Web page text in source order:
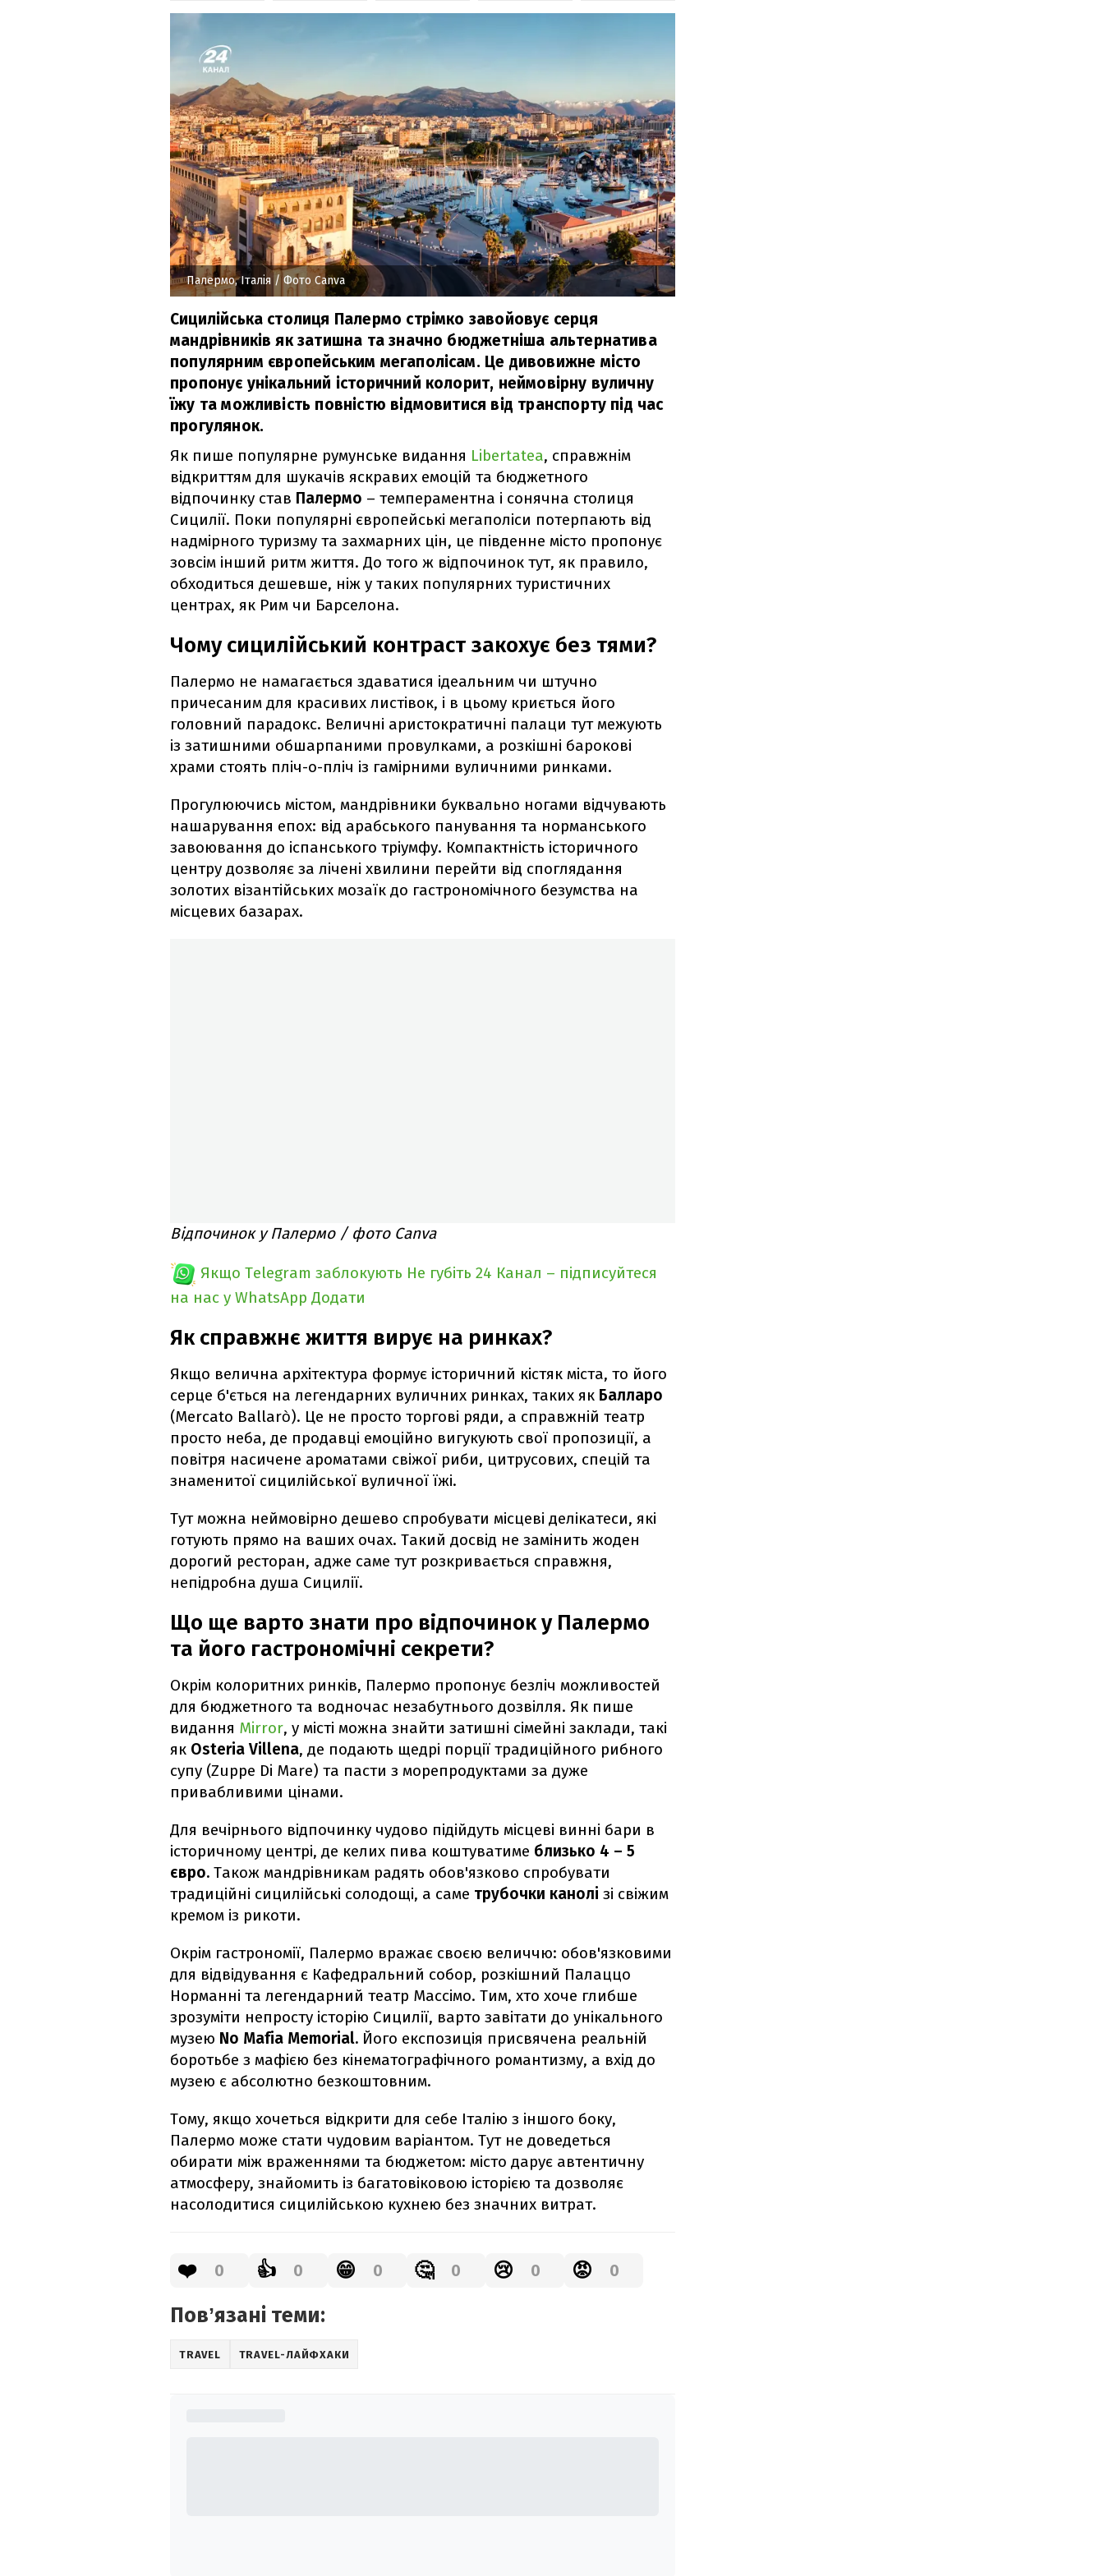
Палермо, Італія / Фото Canva
Сицилійська столиця Палермо стрімко завойовує серця
мандрівників як затишна та значно бюджетніша альтернатива
популярним європейським мегаполісам. Це дивовижне місто
пропонує унікальний історичний колорит, неймовірну вуличну
їжу та можливість повністю відмовитися від транспорту під час
прогулянок.
Як пише популярне румунське видання Libertatea, справжнім
відкриттям для шукачів яскравих емоцій та бюджетного
відпочинку став Палермо – темпераментна і сонячна столиця
Сицилії. Поки популярні європейські мегаполіси потерпають від
надмірного туризму та захмарних цін, це південне місто пропонує
зовсім інший ритм життя. До того ж відпочинок тут, як правило,
обходиться дешевше, ніж у таких популярних туристичних
центрах, як Рим чи Барселона.
Чому сицилійський контраст закохує без тями?
Палермо не намагається здаватися ідеальним чи штучно
причесаним для красивих листівок, і в цьому криється його
головний парадокс. Величні аристократичні палаци тут межують
із затишними обшарпаними провулками, а розкішні барокові
храми стоять пліч-о-пліч із гамірними вуличними ринками.
Прогулюючись містом, мандрівники буквально ногами відчувають
нашарування епох: від арабського панування та норманського
завоювання до іспанського тріумфу. Компактність історичного
центру дозволяє за лічені хвилини перейти від споглядання
золотих візантійських мозаїк до гастрономічного безумства на
місцевих базарах.
Відпочинок у Палермо / фото Canva
Якщо Telegram заблокують Не губіть 24 Канал – підписуйтеся
на нас у WhatsApp Додати
Як справжнє життя вирує на ринках?
Якщо велична архітектура формує історичний кістяк міста, то його
серце б'ється на легендарних вуличних ринках, таких як Балларо
(Mercato Ballarò). Це не просто торгові ряди, а справжній театр
просто неба, де продавці емоційно вигукують свої пропозиції, а
повітря насичене ароматами свіжої риби, цитрусових, спецій та
знаменитої сицилійської вуличної їжі.
Тут можна неймовірно дешево спробувати місцеві делікатеси, які
готують прямо на ваших очах. Такий досвід не замінить жоден
дорогий ресторан, адже саме тут розкривається справжня,
непідробна душа Сицилії.
Що ще варто знати про відпочинок у Палермо
та його гастрономічні секрети?
Окрім колоритних ринків, Палермо пропонує безліч можливостей
для бюджетного та водночас незабутнього дозвілля. Як пише
видання Mirror, у місті можна знайти затишні сімейні заклади, такі
як Osteria Villena, де подають щедрі порції традиційного рибного
супу (Zuppe Di Mare) та пасти з морепродуктами за дуже
привабливими цінами.
Для вечірнього відпочинку чудово підійдуть місцеві винні бари в
історичному центрі, де келих пива коштуватиме близько 4 – 5
євро. Також мандрівникам радять обов'язково спробувати
традиційні сицилійські солодощі, а саме трубочки канолі зі свіжим
кремом із рикоти.
Окрім гастрономії, Палермо вражає своєю величчю: обов'язковими
для відвідування є Кафедральний собор, розкішний Палаццо
Норманні та легендарний театр Массімо. Тим, хто хоче глибше
зрозуміти непросту історію Сицилії, варто завітати до унікального
музею No Mafia Memorial. Його експозиція присвячена реальній
боротьбе з мафією без кінематографічного романтизму, а вхід до
музею є абсолютно безкоштовним.
Тому, якщо хочеться відкрити для себе Італію з іншого боку,
Палермо може стати чудовим варіантом. Тут не доведеться
обирати між враженнями та бюджетом: місто дарує автентичну
атмосферу, знайомить із багатовіковою історією та дозволяє
насолодитися сицилійською кухнею без значних витрат.
❤️ 0 👍 0 😁 0 🤔 0 😢 0 😡 0
Повʼязані теми:
TRAVEL TRAVEL-ЛАЙФХАКИ